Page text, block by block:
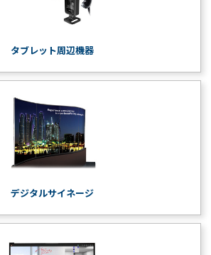
タブレット周辺機器
デジタルサイネージ